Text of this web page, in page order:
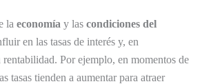
la economía y las condiciones del
en las tasas de interés y, en
rentabilidad. Por ejemplo, en momentos de
tasas tienden a aumentar para atraer